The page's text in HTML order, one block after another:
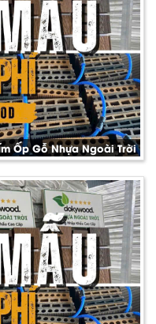
Ốp Gỗ Nhựa Ngoài Trời